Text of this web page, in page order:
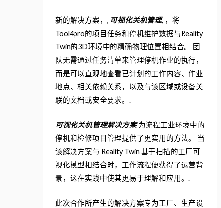
新的解决方案，, 可视化关机管理, ，将
Tool4pro的项目任务和停机维护数据与Reality
Twin的3D环境中的精确物理位置相结合。 团
队无需通过任务清单来管理停机作业的执行，
而是可以直观地查看已计划的工作内容、作业
地点、相关依赖关系，以及与该区域或设备关
联的文档或安全要求。.
可视化关机管理解决方案为流程工业环境中的
停机和检修项目管理提供了更实用的方法。 当
该解决方案与 Reality Twin 基于扫描的工厂可
视化模型相结合时，工作流程便获得了运营背
景，这在实践中使其更易于理解和应用。.
此次合作所产生的解决方案专为工厂、生产设